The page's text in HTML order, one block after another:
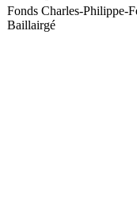
Fonds Charles-Philippe-
Baillairgé